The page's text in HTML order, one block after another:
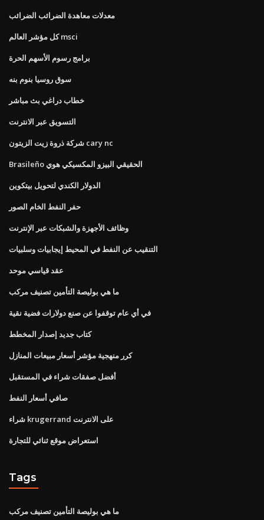
معدلات معاهدة الضرائب الضرائب
كل مؤشر العالم msci
برامج رسوم الأسهم الحرة
سوق روسيا بنوم بنه
خطاب دراغي بث مباشر
التسويق عبر الانترنت
شركة ذروة زيت الزيتون cary nc
Brasileño الحقيقي البيزو المكسيكي هوي
الدولار الكندي لتحويل بيتكوين
حفر النفط الخام الصور
وظائف الأجهزة والشبكات عبر الإنترنت
التنقيب عن النفط في المحيط إيجابيات وسلبيات
عقد قياسي موحد
ما هي بوليصة التأمين تصنيف مركب
في أي عام توقفوا عن صنع دولارات فضية نقية
كتاب جديد إصدار المخطط
كرر منهجية مؤشر أسعار مبيعات المنازل
أفضل صفقات شراء في المستقبل
صافي أسعار النفط
شراء krugerrand على الانترنت
استعراض موقع ثنائي للتجارة
Tags
ما هي بوليصة التأمين تصنيف مركب